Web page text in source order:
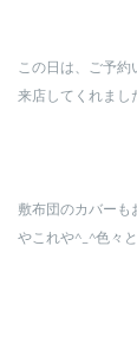
この日は、ご予約
来店してくれまし
敷布団のカバーも
やこれや^_^色々